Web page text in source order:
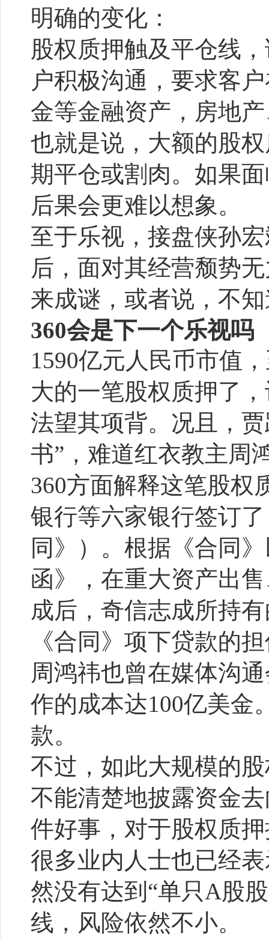
明确的变化：
股权质押触及平仓线
户积极沟通，要求客
金等金融资产，房地
也就是说，大额的股
期平仓或割肉。如果
后果会更难以想象。
至于乐视，接盘侠孙
后，面对其经营颓势
来成谜，或者说，不
360会是下一个乐视吗
1590亿元人民币市值
大的一笔股权质押了
法望其项背。况且，
书”，难道红衣教主周
360方面解释这笔股权
银行等六家银行签订
同》）。根据《合同
函》，在重大资产出
成后，奇信志成所持
《合同》项下贷款的
周鸿祎也曾在媒体沟
作的成本达100亿美金
款。
不过，如此大规模的
不能清楚地披露资金
件好事，对于股权质
很多业内人士也已经
然没有达到“单只A股
线，风险依然不小。